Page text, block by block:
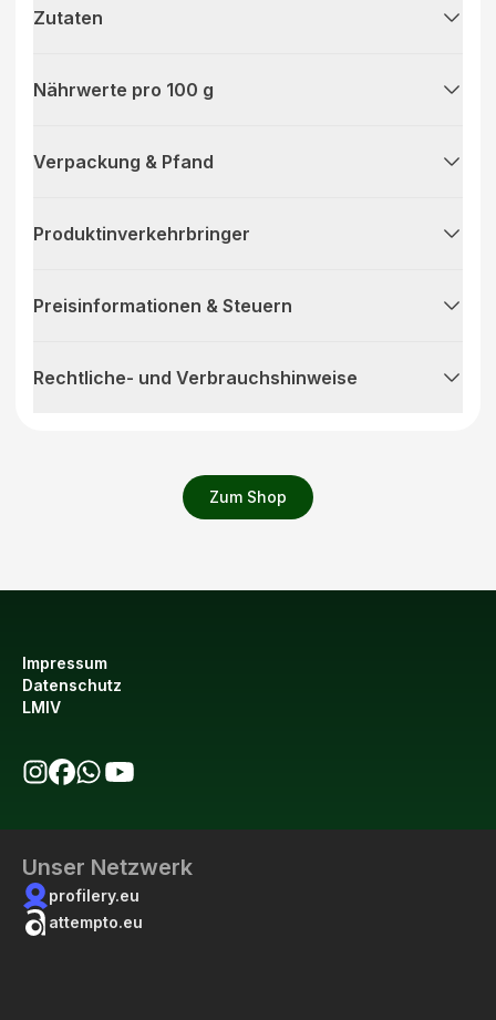
Zum Shop
Zutaten
Nährwerte pro 100 g
Verpackung & Pfand
Produktinverkehrbringer
Preisinformationen & Steuern
Rechtliche- und Verbrauchshinweise
Impressum
Datenschutz
LMIV
Unser Netzwerk
profilery.eu
attempto.eu